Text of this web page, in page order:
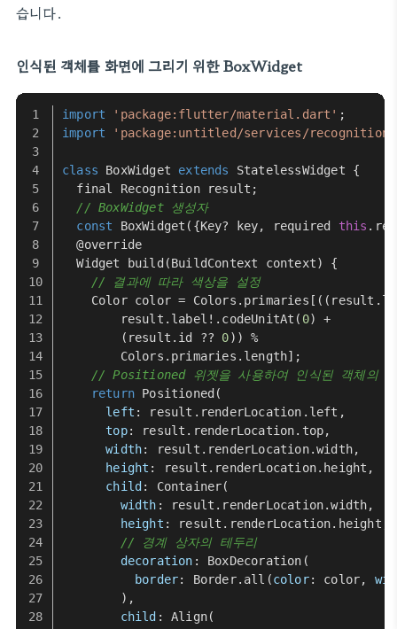
습니다.
인식된 객체를 화면에 그리기 위한 BoxWidget
import 'package:flutter/material.dart' ;
import
'package:untitled/services/
class BoxWidget extends StatelessWidget {
  final
Recognition result;
// BoxWidget 생성자
const
BoxWidget ({Key? key, required this .
  @override
Widget
build(BuildContext context) {
// 결과에 따라 색상을 설정
Color color = Colors . primaries [((result.
        result.
label !. codeUnitAt ( 0) +
        (result.
id ?? 0)) %
Colors . primaries . length];
// Positioned 위젯을 사용하여 인식된 객체의 위
return Positioned(
left : result. renderLocation . left ,
top: result. renderLocation. top,
width: result. renderLocation.width,
height : result. renderLocation. height ,
child: Container(
width : result. renderLocation.width,
height : result. renderLocation. height
// 경계 상자의 테두리
decoration : BoxDecoration (
border: Border. all (color: color,
        ),
child : Align(